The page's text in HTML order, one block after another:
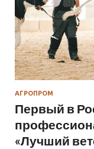
АГРОПРОМ
Первый в
«Лучший